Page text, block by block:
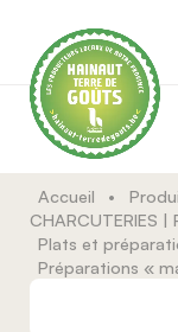
Accueil •
CHARCUTERIES |
Plats et